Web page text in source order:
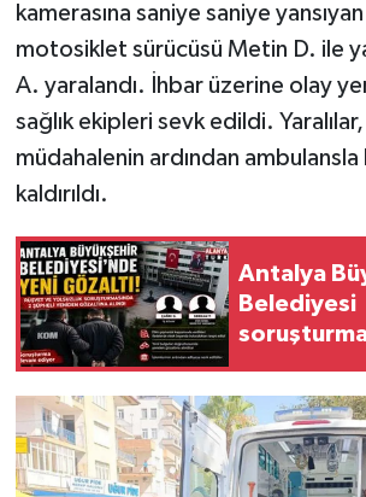
kamerasına saniye saniye
motosiklet sürücüsü Metin D. ile
A. yaralandı. İhbar üzerine olay
sağlık ekipleri sevk edildi. Yaralılar,
müdahalenin ardından
kaldırıldı.
Antalya
Belediyesi
adliyede